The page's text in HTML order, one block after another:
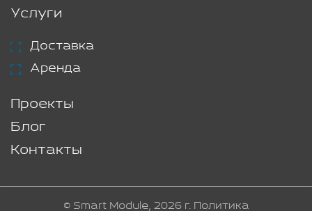
Услуги
Доставка
Аренда
Проекты
Блог
Контакты
© Smart Module, 2026 г. Политика